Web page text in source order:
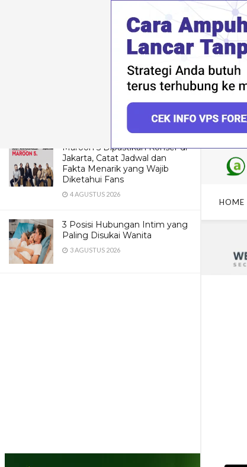
Dua Pendaki Gunung Piramid
Bondowoso Ditemukan Tewas
di Jurang 60 Meter, Evakuasi
Maroon 5 Dipastikan Konser di
Jakarta, Catat Jadwal dan
Fakta Menarik yang Wajib
Diketahui Fans
4 AGUSTUS 2026
3 Posisi Hubungan Intim yang
Paling Disukai Wanita
3 AGUSTUS 2026
HOME